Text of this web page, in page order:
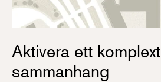
Aktivera ett komplext
sammanhang